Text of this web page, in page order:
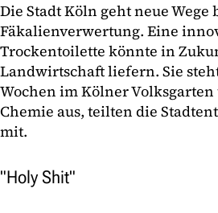
Die Stadt Köln geht neue Wege
Fäkalienverwertung. Eine
Trockentoilette könnte in
Landwirtschaft liefern. Sie
Wochen im Kölner
Chemie aus, teilten die
mit.
"Holy Shit"